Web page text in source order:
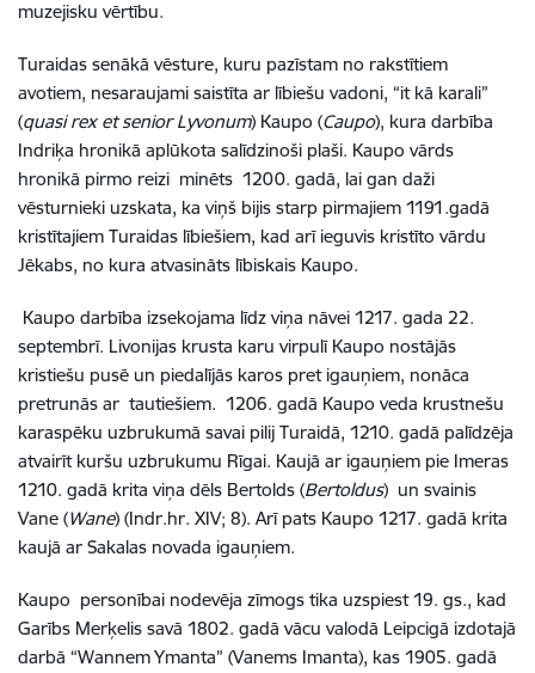
muzejisku vērtību.
Turaidas senākā vēsture, kuru pazīstam no rakstītiem
avotiem, nesaraujami saistīta ar lībiešu vadoni, “it kā karali”
(quasi rex et senior Lyvonum) Kaupo (Caupo), kura darbība
Indriķa hronikā aplūkota salīdzinoši plaši. Kaupo vārds
hronikā pirmo reizi minēts 1200. gadā, lai gan daži
vēsturnieki uzskata, ka viņš bijis starp pirmajiem 1191.gadā
kristītajiem Turaidas lībiešiem, kad arī ieguvis kristīto vārdu
Jēkabs, no kura atvasināts lībiskais Kaupo.
Kaupo darbība izsekojama līdz viņa nāvei 1217. gada 22.
septembrī. Livonijas krusta karu virpulī Kaupo nostājās
kristiešu pusē un piedalījās karos pret igauņiem, nonāca
pretrunās ar tautiešiem. 1206. gadā Kaupo veda krustnešu
karaspēku uzbrukumā savai pilij Turaidā, 1210. gadā palīdzēja
atvairīt kuršu uzbrukumu Rīgai. Kaujā ar igauņiem pie Imeras
1210. gadā krita viņa dēls Bertolds (Bertoldus) un svainis
Vane (Wane) (Indr.hr. XIV; 8). Arī pats Kaupo 1217. gadā krita
kaujā ar Sakalas novada igauņiem.
Kaupo personībai nodevēja zīmogs tika uzspiest 19. gs., kad
Garībs Merķelis savā 1802. gadā vācu valodā Leipcigā izdotajā
darbā “Wannem Ymanta” (Vanems Imanta), kas 1905. gadā